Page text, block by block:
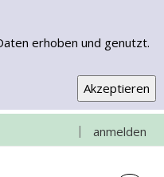
erhoben und genutzt.
| anmelden